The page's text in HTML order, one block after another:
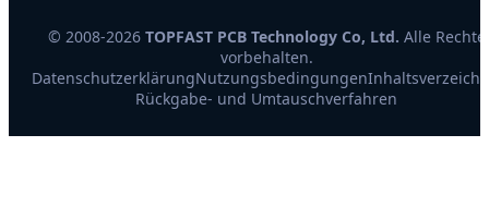
© 2008-2026 TOPFAST PCB Technology Co, Ltd. Alle Rechte
vorbehalten.
DatenschutzerklärungNutzungsbedingungen
Rückgabe- und Umtauschverfahren